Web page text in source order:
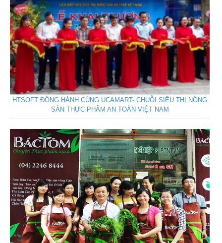
HTSOFT ĐỒNG HÀNH CÙNG UCAMART- CHUỖI SIÊU THỊ NÔNG
SẢN THỰC PHẨM AN TOÀN VIỆT NAM